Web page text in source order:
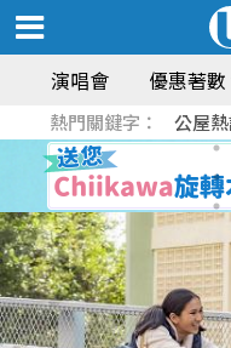
演唱會 優惠著數
熱門關鍵字： 公屋